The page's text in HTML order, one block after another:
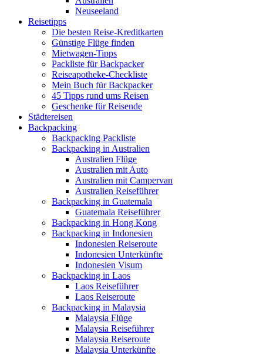
Neuseeland
Reisetipps
Die besten Reise-Kreditkarten
Günstige Flüge finden
Mietwagen-Tipps
Packliste für Backpacker
Reiseapotheke-Checkliste
Mein Buch für Backpacker
45 Tipps rund ums Reisen
Geschenke für Reisende
Städtereisen
Backpacking
Backpacking Packliste
Backpacking in Australien
Australien Flüge
Australien mit Auto
Australien mit Campervan
Australien Reiseführer
Backpacking in Guatemala
Guatemala Reiseführer
Backpacking in Hong Kong
Backpacking in Indonesien
Indonesien Reiseroute
Indonesien Unterkünfte
Indonesien Visum
Backpacking in Laos
Laos Reiseführer
Laos Reiseroute
Backpacking in Malaysia
Malaysia Flüge
Malaysia Reiseführer
Malaysia Reiseroute
Malaysia Unterkünfte